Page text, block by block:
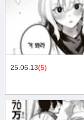
25.06.13(5)